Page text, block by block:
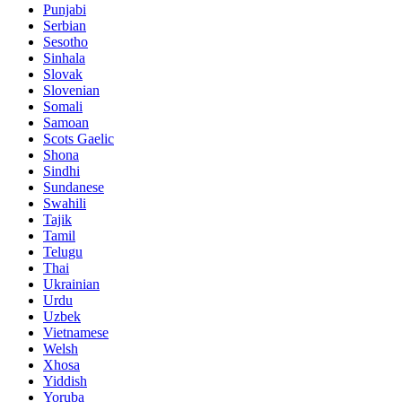
Punjabi
Serbian
Sesotho
Sinhala
Slovak
Slovenian
Somali
Samoan
Scots Gaelic
Shona
Sindhi
Sundanese
Swahili
Tajik
Tamil
Telugu
Thai
Ukrainian
Urdu
Uzbek
Vietnamese
Welsh
Xhosa
Yiddish
Yoruba